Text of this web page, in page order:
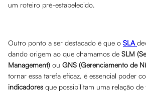
um roteiro pré-estabelecido.
Outro ponto a ser destacado é que o SLA
dando origem ao que chamamos de SLM
Management) ou GNS (Gerenciamento de
tornar essa tarefa eficaz, é essencial poder
indicadores que possibilitam uma relação